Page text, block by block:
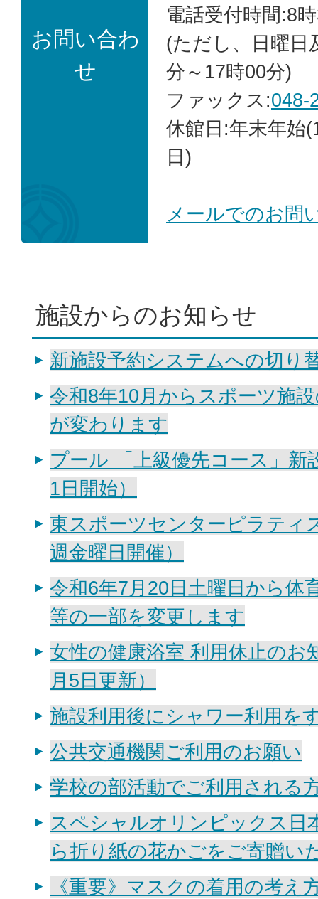
お問い合わ
せ
電話受付時間:8
(ただし、日曜日
分～17時00分)
ファックス:048-
休館日:年末年始
日)
メールでのお問
施設からのお知らせ
新施設予約システムへの切り
令和8年10月からスポーツ施
が変わります
プール 「上級優先コース」新
1日開始）
東スポーツセンターピラティ
週金曜日開催）
令和6年7月20日土曜日から体
等の一部を変更します
女性の健康浴室 利用休止のお
月5日更新）
施設利用後にシャワー利用を
公共交通機関ご利用のお願い
学校の部活動でご利用される
スペシャルオリンピックス日
ら折り紙の花かごをご寄贈い
《重要》マスクの着用の考え